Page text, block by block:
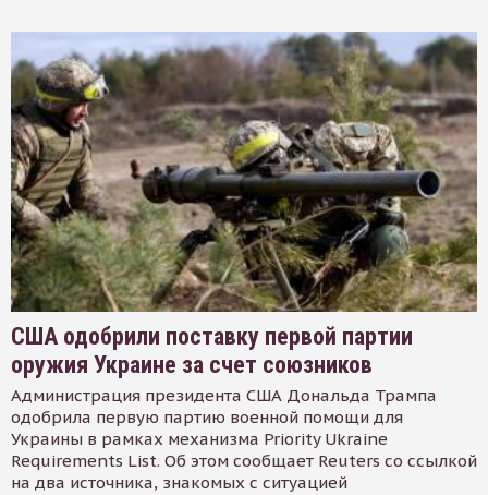
США одобрили поставку первой партии
оружия Украине за счет союзников
Администрация президента США Дональда Трампа
одобрила первую партию военной помощи для
Украины в рамках механизма Priority Ukraine
Requirements List. Об этом сообщает Reuters со ссылкой
на два источника, знакомых с ситуацией